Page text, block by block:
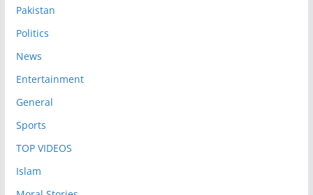
Pakistan
Politics
News
Entertainment
General
Sports
TOP VIDEOS
Islam